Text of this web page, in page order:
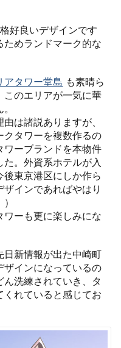
好良いデザインです
ためランドマーク的な
アタワー堂島 も素晴ら
このエリアが一気に華
は諸説ありますが、
クタワーを複数作るの
ワーブランドを本物件
。外資系ホテルが入
後東京港区にしか作ら
インであればやはり
ワーも更に楽しみにな
日新情報が出た中崎町
ザインになっているの
洗練されていき、タ
くれていると感じてお